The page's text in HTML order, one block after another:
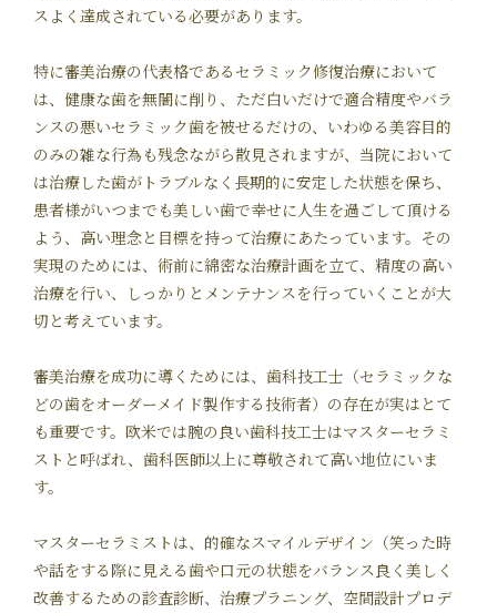
スよく達成されている必要があります。
特に審美治療の代表格であるセラミック修復治療において
は、健康な歯を無闇に削り、ただ白いだけで適合精度やバラ
ンスの悪いセラミック歯を被せるだけの、いわゆる美容目的
のみの雑な行為も残念ながら散見されますが、当院において
は治療した歯がトラブルなく長期的に安定した状態を保ち、
患者様がいつまでも美しい歯で幸せに人生を過ごして頂ける
よう、高い理念と目標を持って治療にあたっています。その
実現のためには、術前に綿密な治療計画を立て、精度の高い
治療を行い、しっかりとメンテナンスを行っていくことが大
切と考えています。
審美治療を成功に導くためには、歯科技工士（セラミックな
どの歯をオーダーメイド製作する技術者）の存在が実はとて
も重要です。欧米では腕の良い歯科技工士はマスターセラミ
ストと呼ばれ、歯科医師以上に尊敬されて高い地位にいま
す。
マスターセラミストは、的確なスマイルデザイン（笑った時
や話をする際に見える歯や口元の状態をバランス良く美しく
改善するための診査診断、治療プラニング、空間設計プロデ